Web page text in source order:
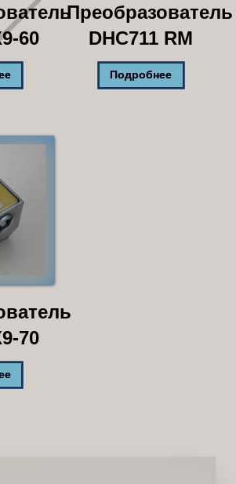
60
Преобразователь
DHC711 RM
Подробнее
70